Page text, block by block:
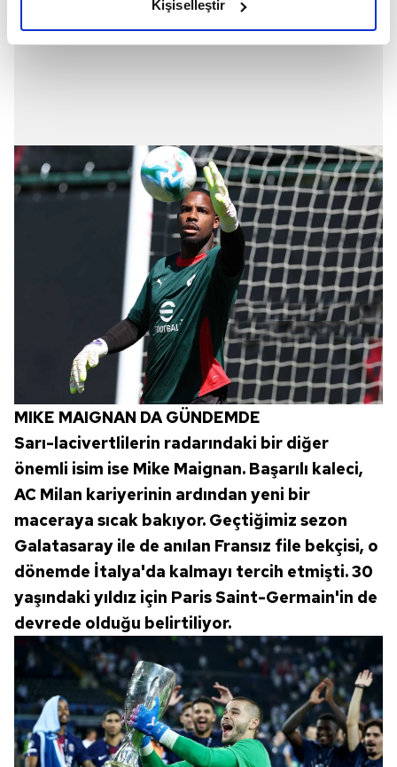
elimizden gelen çabayı gösterdiğimizi ve bu noktada,
gösterilmeyecektir."
Sizlere daha iyi bir hizmet sunabilmek için İnternet
Sitemizde kendimize ve üçüncü kişilere ait çerezler
kullanılmaktadır. Bu çerezler vasıtasıyla çeşitli kişisel
verileriniz işlenmekte olup gerekli olan çerezler bilgi
toplumu hizmetlerinin sunulması amacıyla
kullanılmaktadır. Diğer çerezler, sitemizin daha işlevsel
kılınması ve kişiselleştirilmesi ve sizlere yönelik
reklam/pazarlama faaliyetlerinin yapılması, amaçlarıyla
sınırlı olarak açık rızanız dahilinde kullanılacaktır.
Çerezlere ilişkin tercihlerinizi aşağıda yer alan panel
vasıtasıyla belirleyebilirsiniz. Çerezlere ilişkin detaylı bilgi
için Ayarlar butonuna tıklayabilir,Çerez Bilgilendirme
Metnimiziziyaret edebilirsiniz.
6698 sayılı Kişisel Verilerin Korunması Kanunu uyarınca
hazırlanmış Aydınlatma Metnimizi okumak ve sitemizde
ilgili mevzuata uygun olarak kullanılan çerezlerle ilgili bilgi
almak için lütfentıklayınız.
Kişiselleştir
MIKE MAIGNAN DA GÜNDEMDE
Sarı-lacivertlilerin radarındaki bir diğer
önemli isim ise Mike Maignan. Başarılı kaleci,
AC Milan kariyerinin ardından yeni bir
maceraya sıcak bakıyor. Geçtiğimiz sezon
Galatasaray ile de anılan Fransız file bekçisi, o
dönemde İtalya'da kalmayı tercih etmişti. 30
yaşındaki yıldız için Paris Saint-Germain'in de
devrede olduğu belirtiliyor.